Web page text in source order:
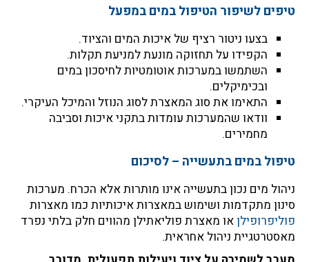
טיפים לשיפור הטיפול במים במפעל
בצעו ניטור רציף של איכות המים והציוד.
הקפידו על תחזוקה מונעת למניעת תקלות.
השתמשו במערכות אוטומטיות לחיסכון במים
ובכימיקלים.
התאימו את סוג המאצרת לסוג הנוזל והמיכל העיקרי.
וודאו שהמערכות עומדות בתקני איכות וסביבה
מחמירים.
טיפול במים בתעשייה – לסיכום
ניהול מים נכון בתעשייה אינו מותרות אלא הכרח. מערכות
סינון מתקדמות ושימוש במאצרות איכותיות כמו מאצרות
פוליפרופילןאו מאצרת פוליאתילן מהווים חלק בלתי נפרד
מאסטרטגיית ניהול אחראית.